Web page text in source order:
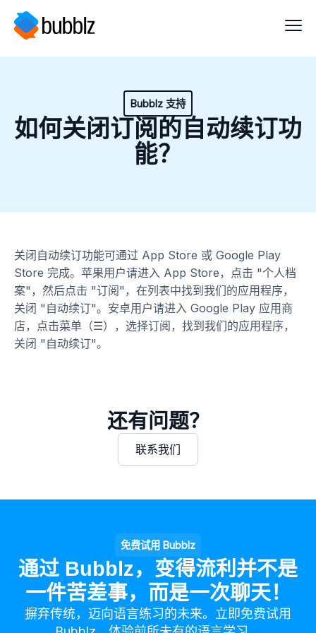
Bubblz 支持
如何关闭订阅的自动续订功
能？
关闭自动续订功能可通过 App Store 或 Google Play
Store 完成。苹果用户请进入 App Store，点击 "个人档
案"，然后点击 "订阅"，在列表中找到我们的应用程序，
关闭 "自动续订"。安卓用户请进入 Google Play 应用商
店，点击菜单（☰），选择订阅，找到我们的应用程序，
关闭 "自动续订"。
还有问题？
联系我们
免费试用 Bubblz
通过 Bubblz，变得流利并不是
一件苦差事，而是一次聊天！
摒弃传统，迈向语言练习的未来。立即免费试用